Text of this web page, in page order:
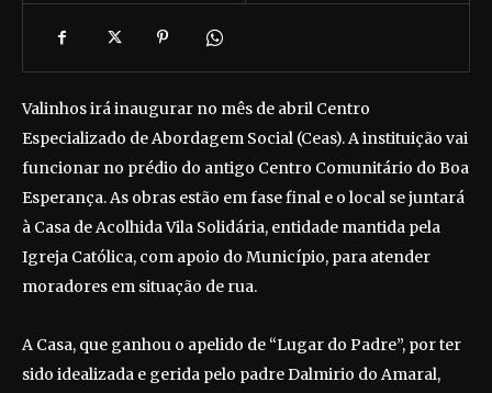
Valinhos irá inaugurar no mês de abril Centro
Especializado de Abordagem Social (Ceas). A instituição vai
funcionar no prédio do antigo Centro Comunitário do Boa
Esperança. As obras estão em fase final e o local se juntará
à Casa de Acolhida Vila Solidária, entidade mantida pela
Igreja Católica, com apoio do Município, para atender
moradores em situação de rua.
A Casa, que ganhou o apelido de “Lugar do Padre”, por ter
sido idealizada e gerida pelo padre Dalmirio do Amaral,